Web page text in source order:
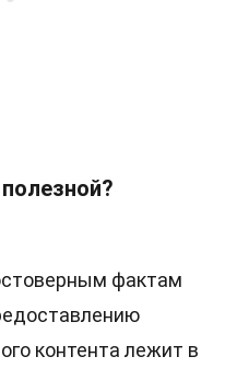
фактам
контента лежит в